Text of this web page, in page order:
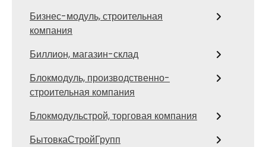
Бизнес-модуль, строительная
компания
Биллион, магазин-склад
Блокмодуль, производственно-
строительная компания
Блокмодульстрой, торговая компания
БытовкаСтройГрупп